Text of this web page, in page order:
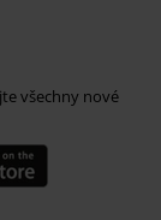
všechny nové